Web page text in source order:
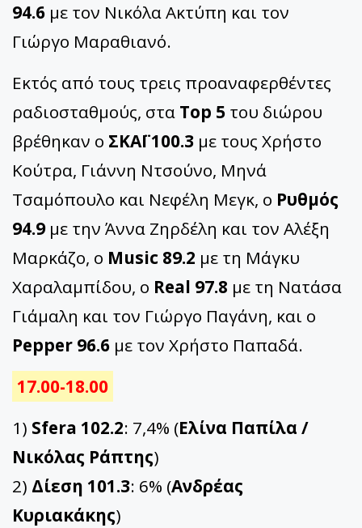
94.6 με τον Νικόλα Ακτύπη και τον
Γιώργο Μαραθιανό.
Εκτός από τους τρεις προαναφερθέντες
ραδιοσταθμούς, στα Top 5 του διώρου
βρέθηκαν ο ΣΚΑΪ 100.3 με τους Χρήστο
Κούτρα, Γιάννη Ντσούνο, Μηνά
Τσαμόπουλο και Νεφέλη Μεγκ, ο Ρυθμός
94.9με την Άννα Ζηρδέλη και τον Αλέξη
Μαρκάζο, ο Music 89.2 με τη Μάγκυ
Χαραλαμπίδου, ο Real 97.8 με τη Νατάσα
Γιάμαλη και τον Γιώργο Παγάνη, και ο
Pepper 96.6 με τον Χρήστο Παπαδά.
17.00-18.00
1) Sfera 102.2: 7,4% (Ελίνα Παπίλα /
Νικόλας Ράπτης)
2) Δίεση 101.3: 6% (Ανδρέας
Κυριακάκης)